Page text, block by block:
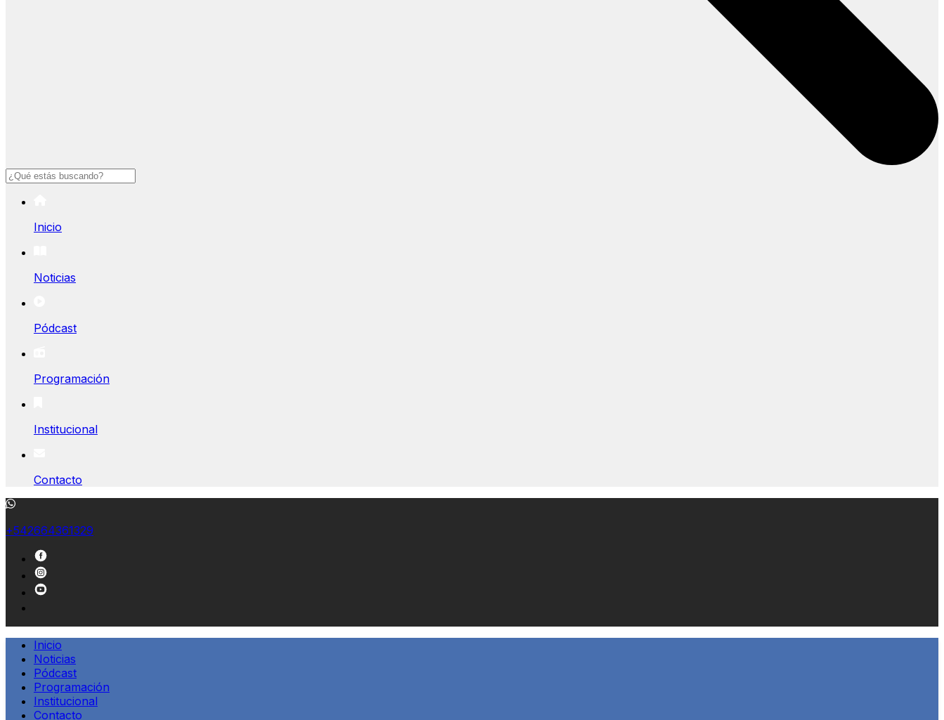
Inicio
Noticias
Pódcast
Programación
Institucional
Contacto
+542664361329
Inicio
Noticias
Pódcast
Programación
Institucional
Contacto